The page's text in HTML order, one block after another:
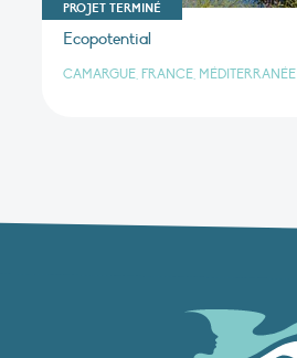
PROJET TERMINÉ
Ecopotential
CAMARGUE, FRANCE, MÉDITERRANÉE